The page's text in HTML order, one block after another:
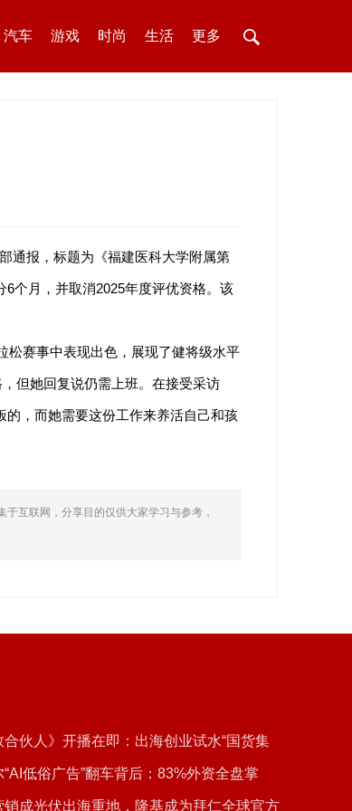
汽车 游戏 时尚 生活 更多
通报，标题为《福建医科大学附属第
个月，并取消2025年度评优资格。该
松赛事中表现出色，展现了健将级水平
但她回复说仍需上班。在接受采访
，而她需要这份工作来养活自己和孩
互联网，分享目的仅供大家学习与参考，
合伙人》开播在即：出海创业试水“国货集
，带动入境消费反向种草
“AI低俗广告”翻车背后：83%外资全盘掌
入流量内卷、质量频发的负循环
销成光伏出海重地，隆基成为拜仁全球官方